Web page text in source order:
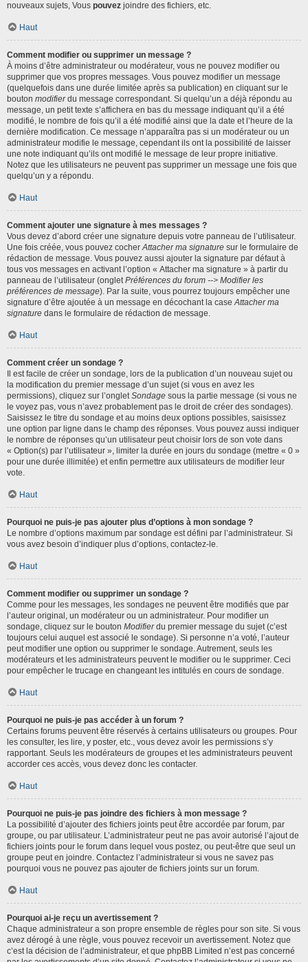
nouveaux sujets, Vous pouvez joindre des fichiers, etc.
Haut
Comment modifier ou supprimer un message ?
À moins d’être administrateur ou modérateur, vous ne pouvez modifier ou
supprimer que vos propres messages. Vous pouvez modifier un message
(quelquefois dans une durée limitée après sa publication) en cliquant sur le
bouton modifierdu message correspondant. Si quelqu’un a déjà répondu au
message, un petit texte s’affichera en bas du message indiquant qu’il a été
modifié, le nombre de fois qu’il a été modifié ainsi que la date et l’heure de la
dernière modification. Ce message n’apparaîtra pas si un modérateur ou un
administrateur modifie le message, cependant ils ont la possibilité de laisser
une note indiquant qu’ils ont modifié le message de leur propre initiative.
Notez que les utilisateurs ne peuvent pas supprimer un message une fois que
quelqu’un y a répondu.
Haut
Comment ajouter une signature à mes messages ?
Vous devez d’abord créer une signature depuis votre panneau de l’utilisateur.
Une fois créée, vous pouvez cocherAttacher ma signature sur le formulaire de
rédaction de message. Vous pouvez aussi ajouter la signature par défaut à
tous vos messages en activant l’option « Attacher ma signature » à partir du
panneau de l’utilisateur (ongletPréférences du forum --> Modifier les
préférences de message). Par la suite, vous pourrez toujours empêcher une
signature d’être ajoutée à un message en décochant la caseAttacher ma
signature dans le formulaire de rédaction de message.
Haut
Comment créer un sondage ?
Il est facile de créer un sondage, lors de la publication d’un nouveau sujet ou
la modification du premier message d’un sujet (si vous en avez les
permissions), cliquez sur l’ongletSondage sous la partie message (si vous ne
le voyez pas, vous n’avez probablement pas le droit de créer des sondages).
Saisissez le titre du sondage et au moins deux options possibles, saisissez
une option par ligne dans le champ des réponses. Vous pouvez aussi indiquer
le nombre de réponses qu’un utilisateur peut choisir lors de son vote dans
« Option(s) par l’utilisateur », limiter la durée en jours du sondage (mettre « 0 »
pour une durée illimitée) et enfin permettre aux utilisateurs de modifier leur
vote.
Haut
Pourquoi ne puis-je pas ajouter plus d’options à mon sondage ?
Le nombre d’options maximum par sondage est défini par l’administrateur. Si
vous avez besoin d’indiquer plus d’options, contactez-le.
Haut
Comment modifier ou supprimer un sondage ?
Comme pour les messages, les sondages ne peuvent être modifiés que par
l’auteur original, un modérateur ou un administrateur. Pour modifier un
sondage, cliquez sur le bouton Modifierdu premier message du sujet (c’est
toujours celui auquel est associé le sondage). Si personne n’a voté, l’auteur
peut modifier une option ou supprimer le sondage. Autrement, seuls les
modérateurs et les administrateurs peuvent le modifier ou le supprimer. Ceci
pour empêcher le trucage en changeant les intitulés en cours de sondage.
Haut
Pourquoi ne puis-je pas accéder à un forum ?
Certains forums peuvent être réservés à certains utilisateurs ou groupes. Pour
les consulter, les lire, y poster, etc., vous devez avoir les permissions s’y
rapportant. Seuls les modérateurs de groupes et les administrateurs peuvent
accorder ces accès, vous devez donc les contacter.
Haut
Pourquoi ne puis-je pas joindre des fichiers à mon message ?
La possibilité d’ajouter des fichiers joints peut être accordée par forum, par
groupe, ou par utilisateur. L’administrateur peut ne pas avoir autorisé l’ajout de
fichiers joints pour le forum dans lequel vous postez, ou peut-être que seul un
groupe peut en joindre. Contactez l’administrateur si vous ne savez pas
pourquoi vous ne pouvez pas ajouter de fichiers joints sur un forum.
Haut
Pourquoi ai-je reçu un avertissement ?
Chaque administrateur a son propre ensemble de règles pour son site. Si vous
avez dérogé à une règle, vous pouvez recevoir un avertissement. Notez que
c’est la décision de l’administrateur, et que phpBB Limited n’est pas concerné